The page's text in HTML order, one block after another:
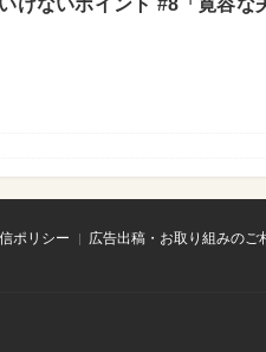
けないポイント #8「寛容な
ポリシー
広告出稿・お取り組みのご